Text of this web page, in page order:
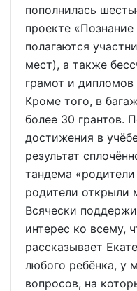
пополнилась
проекте
полагаются
мест), а также
грамот и дипломов
Кроме того, в
более 30 грантов.
достижения в
результат
тандема
родители открыли
Всячески
интерес ко всему,
рассказывает
любого ребёнка, у
вопросов, на